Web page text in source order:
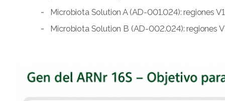
Microbiota Solution A (AD-001.024): regiones
Microbiota Solution B (AD-002.024): regiones